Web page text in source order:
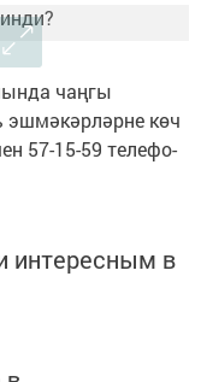
чаңгы
көч
57-15-59 те­ле­фо­
интересным в